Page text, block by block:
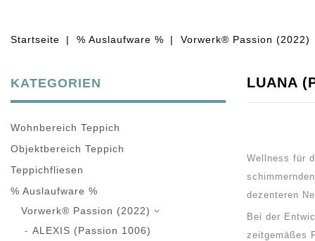
Startseite % Auslaufware % Vorwerk® Passion (2022)
KATEGORIEN
Wohnbereich Teppich
Objektbereich Teppich
Teppichfliesen
% Auslaufware %
Vorwerk® Passion (2022) 
ALEXIS (Passion 1006)
LUANA
Wellness für
dezenteren
Bei der
zeitgemäßes